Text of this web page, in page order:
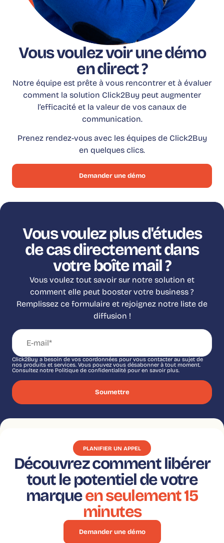
Vous voulez voir une démo
en direct ?
Notre équipe est prête à vous rencontrer et à évaluer
comment la solution Click2Buy peut augmenter
l’efficacité et la valeur de vos canaux de
communication.
Prenez rendez-vous avec les équipes de Click2Buy
en quelques clics.
Demander une démo
Vous voulez plus d'études
de cas directement dans
votre boîte mail ?
Vous voulez tout savoir sur notre solution et
comment elle peut booster votre business ?
Remplissez ce formulaire et rejoignez notre liste de
diffusion !
Click2Buy a besoin de vos coordonnées pour vous contacter au sujet de
nos produits et services. Vous pouvez vous désabonner à tout moment.
Consultez notre Politique de confidentialité pour en savoir plus.
PLANIFIER UN APPEL
Découvrez comment libérer
tout le potentiel de votre
marqueen seulement 15
minutes
Demander une démo